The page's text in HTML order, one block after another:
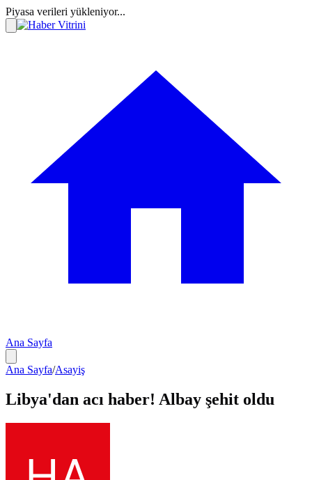
Piyasa verileri yükleniyor...
Ana Sayfa
Ana Sayfa/Asayiş
Libya'dan acı haber! Albay şehit oldu